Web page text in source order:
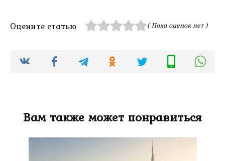
Оцените статью ( Пока оценок нет )
Вам также может понравиться